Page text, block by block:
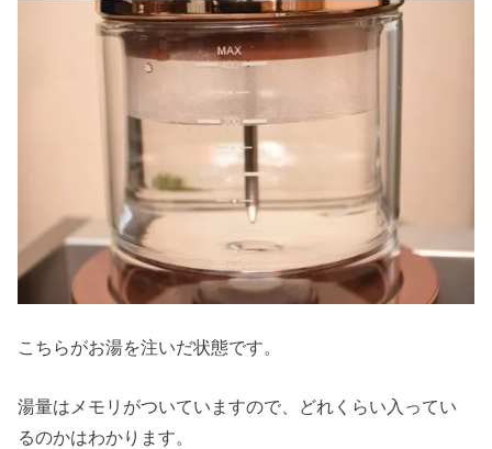
こちらがお湯を注いだ状態です。
湯量はメモリがついていますので、どれくらい入ってい
るのかはわかります。